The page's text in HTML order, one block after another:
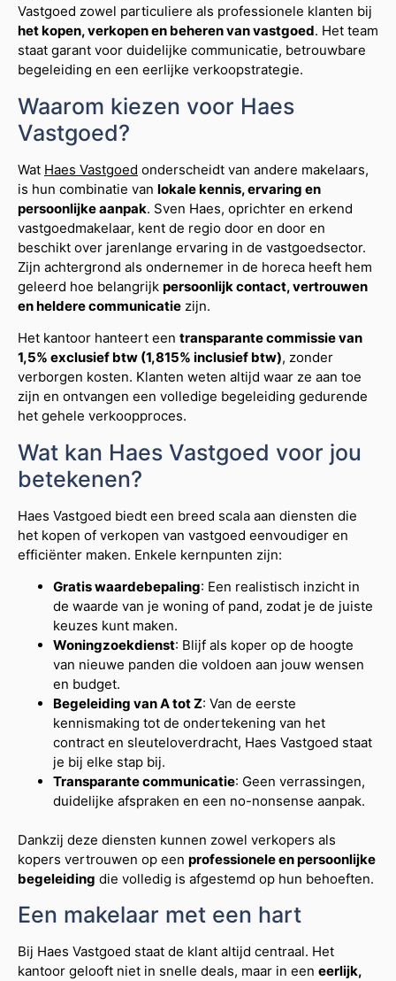
Vastgoed zowel particuliere als professionele klanten bij
het kopen, verkopen en beheren van vastgoed. Het team
staat garant voor duidelijke communicatie, betrouwbare
begeleiding en een eerlijke verkoopstrategie.
Waarom kiezen voor Haes
Vastgoed?
Wat Haes Vastgoed onderscheidt van andere makelaars,
is hun combinatie van lokale kennis, ervaring en
persoonlijke aanpak. Sven Haes, oprichter en erkend
vastgoedmakelaar, kent de regio door en door en
beschikt over jarenlange ervaring in de vastgoedsector.
Zijn achtergrond als ondernemer in de horeca heeft hem
geleerd hoe belangrijk persoonlijk contact, vertrouwen
en heldere communicatie zijn.
Het kantoor hanteert een transparante commissie van
1,5% exclusief btw (1,815% inclusief btw), zonder
verborgen kosten. Klanten weten altijd waar ze aan toe
zijn en ontvangen een volledige begeleiding gedurende
het gehele verkoopproces.
Wat kan Haes Vastgoed voor jou
betekenen?
Haes Vastgoed biedt een breed scala aan diensten die
het kopen of verkopen van vastgoed eenvoudiger en
efficiënter maken. Enkele kernpunten zijn:
Gratis waardebepaling: Een realistisch inzicht in
de waarde van je woning of pand, zodat je de juiste
keuzes kunt maken.
Woningzoekdienst: Blijf als koper op de hoogte
van nieuwe panden die voldoen aan jouw wensen
en budget.
Begeleiding van A tot Z: Van de eerste
kennismaking tot de ondertekening van het
contract en sleuteloverdracht, Haes Vastgoed staat
je bij elke stap bij.
Transparante communicatie: Geen verrassingen,
duidelijke afspraken en een no-nonsense aanpak.
Dankzij deze diensten kunnen zowel verkopers als
kopers vertrouwen op een professionele en persoonlijke
begeleiding die volledig is afgestemd op hun behoeften.
Een makelaar met een hart
Bij Haes Vastgoed staat de klant altijd centraal. Het
kantoor gelooft niet in snelle deals, maar in een eerlijk,